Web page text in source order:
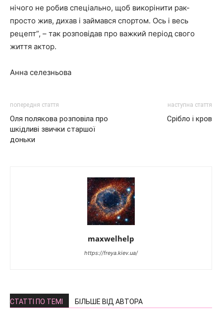
нічого не робив спеціально, щоб викорінити рак-
просто жив, дихав і займався спортом. Ось і весь
рецепт”, – так розповідав про важкий період свого
життя актор.
Анна селезньова
попередня стаття
Оля полякова розповіла про
шкідливі звички старшої
доньки
наступна стаття
Срібло і кров
maxwelhelp
https://freya.kiev.ua/
СТАТТІ ПО ТЕМІ БІЛЬШЕ ВІД АВТОРА